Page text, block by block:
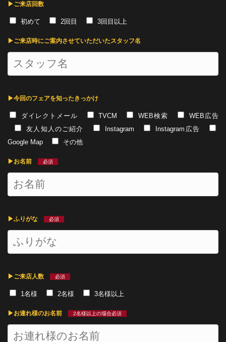
▶︎ご来店回数
初めて 2回目 3回目以上
▶︎ご来店時にご案内させていただいたスタッフ名
▶︎今回のフェアを知ったきっかけ
ダイレクトメール TVCM WEB検索
WEB広告
友人知人のご紹介
Instagram
Instagram広告
Google Map
その他
▶︎お名前 必須
▶︎ふりがな 必須
▶︎ご来店人数 必須
1名様 2名様 3名様以上
▶︎お連れ様のお名前 2名様以上の場合必須